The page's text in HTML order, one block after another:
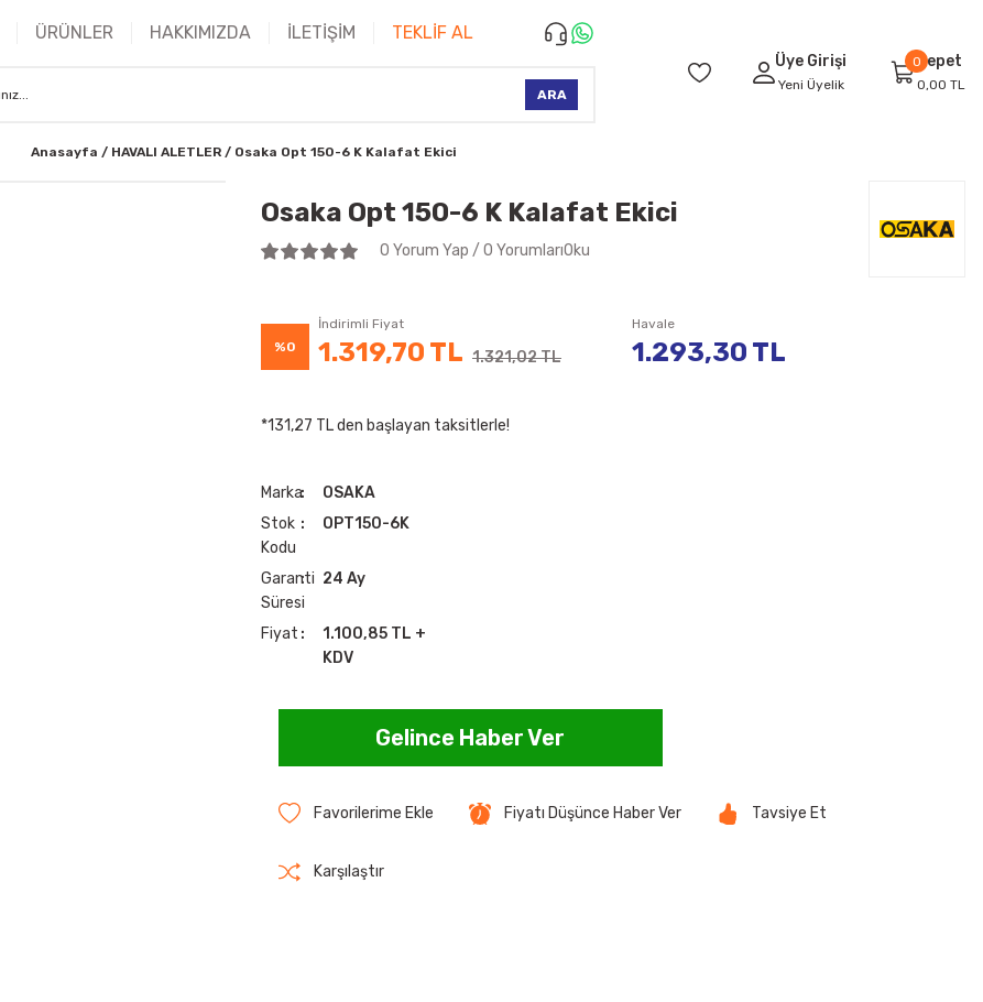
ÜRÜNLER HAKKIMIZDA İLETİŞİM TEKLİF AL
ARA
Üye Girişi
Yeni Üyelik
0Sepet
0,00 TL
Anasayfa HAVALI ALETLER Osaka Opt 150-6 K Kalafat Ekici
Osaka Opt 150-6 K Kalafat Ekici
0 Yorum Yap / 0 YorumlarıOku
%0
İndirimli Fiyat
1.319,70 TL 1.321,02 TL
Havale
1.293,30 TL
*131,27 TL den başlayan taksitlerle!
Marka
OSAKA
Stok
Kodu
OPT150-6K
Garanti
Süresi
24 Ay
Fiyat
1.100,85 TL +
KDV
Gelince Haber Ver
Fiyatı Düşünce Haber Ver Tavsiye Et
Karşılaştır